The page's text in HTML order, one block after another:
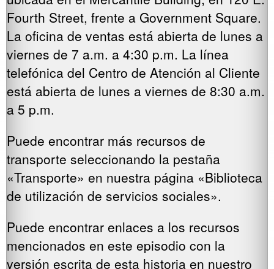
Fourth Street, frente a Government Square.
La oficina de ventas está abierta de lunes a
viernes de 7 a.m. a 4:30 p.m. La línea
telefónica del Centro de Atención al Cliente
está abierta de lunes a viernes de 8:30 a.m.
a 5 p.m.
Puede encontrar más recursos de
transporte seleccionando la pestaña
«Transporte» en nuestra página «Biblioteca
de utilización de servicios sociales».
Puede encontrar enlaces a los recursos
mencionados en este episodio con la
versión escrita de esta historia en nuestro